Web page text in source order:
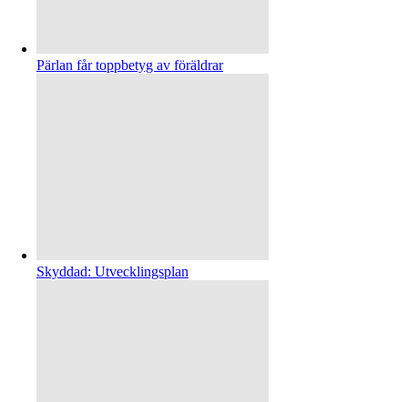
Pärlan får toppbetyg av föräldrar
Skyddad: Utvecklingsplan